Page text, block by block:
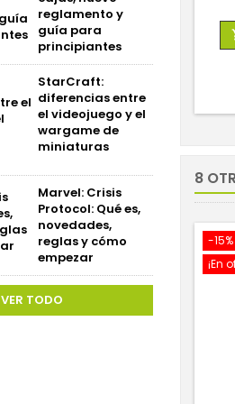
reglamento y
guía para
principiantes
StarCraft:
diferencias entre
el videojuego y el
wargame de
miniaturas
Marvel: Crisis
Protocol: Qué es,
novedades,
reglas y cómo
empezar
VER TODO
8
-15%
¡En